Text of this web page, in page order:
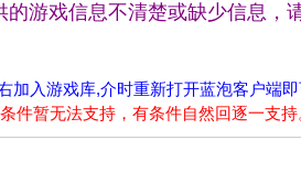
游戏信息不清楚或缺少信息
加入游戏库,介时重新打开蓝泡客户端即
件暂无法支持，有条件自然回逐一支持